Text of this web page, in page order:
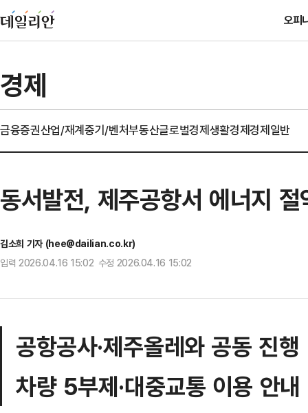
오피
경제
금융증권산업/재계중기/벤처부동산글로벌경제생활경제경제일반
동서발전, 제주공항서 에너지
김소희 기자 (hee@dailian.co.kr)
입력 2026.04.16 15:02 수정 2026.04.16 15:02
공항공사·제주올레와 공동 진행
차량 5부제·대중교통 이용 안내